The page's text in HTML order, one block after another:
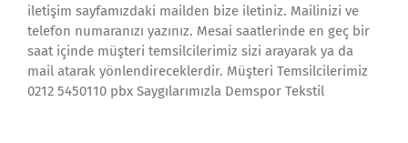
iletişim sayfamızdaki mailden bize iletiniz. Mailinizi ve
telefon numaranızı yazınız. Mesai saatlerinde en geç bir
saat içinde müşteri temsilcilerimiz sizi arayarak ya da
mail atarak yönlendireceklerdir. Müşteri Temsilcilerimiz
0212 5450110 pbx Saygılarımızla Demspor Tekstil